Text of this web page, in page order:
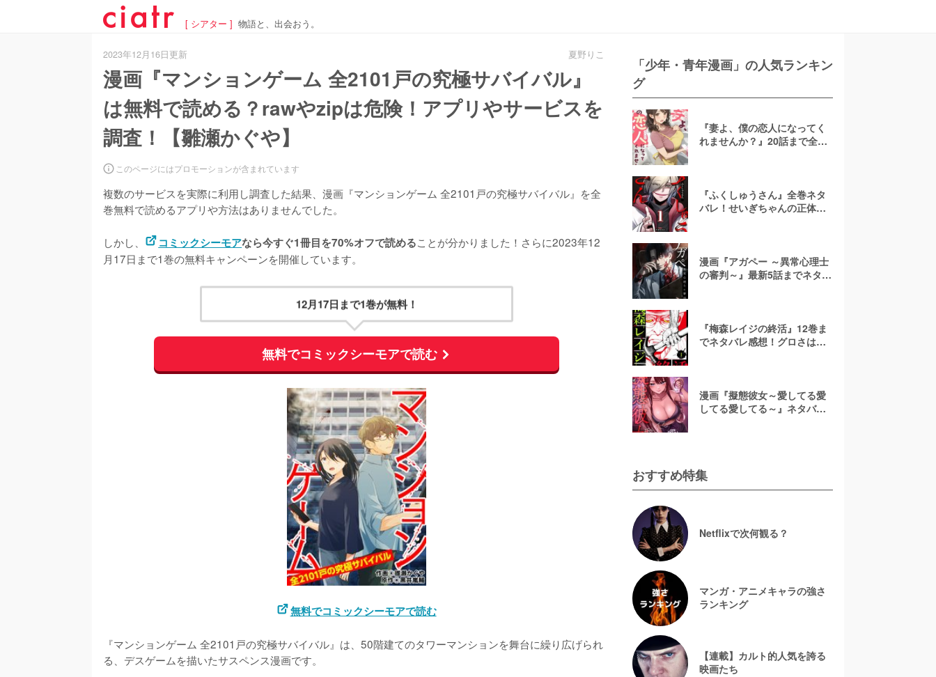
[ シアター ] 物語と、出会おう。
2023年12月16日更新 夏野りこ
漫画『マンションゲーム 全2101戸の究極サバイバル』
は無料で読める？rawやzipは危険！アプリやサービスを
調査！【雛瀬かぐや】
このページにはプロモーションが含まれています
複数のサービスを実際に利用し調査した結果、漫画『マンションゲーム 全2101戸の究極サバイバル』を全
巻無料で読めるアプリや方法はありませんでした。
しかし、 コミックシーモアなら今すぐ1冊目を70%オフで読めることが分かりました！さらに2023年12
月17日まで1巻の無料キャンペーンを開催しています。
12月17日まで1巻が無料！
無料でコミックシーモアで読む
無料でコミックシーモアで読む
『マンションゲーム 全2101戸の究極サバイバル』は、50階建てのタワーマンションを舞台に繰り広げられ
る、デスゲームを描いたサスペンス漫画です。
「少年・青年漫画」の人気ランキン
グ
『妻よ、僕の恋人になってく
れませんか？』20話まで全話
『ふくしゅうさん』全巻ネタ
バレ！せいぎちゃんの正体・
漫画『アガペー ～異常心理士
の審判～』最新5話までネタバ
『梅森レイジの終活』12巻ま
でネタバレ感想！グロさはど
漫画『擬態彼女～愛してる愛
してる愛してる～』ネタバレ
おすすめ特集
Netflixで次何観る？
マンガ・アニメキャラの強さ
ランキング
【連載】カルト的人気を誇る
映画たち